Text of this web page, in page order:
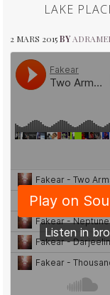
LAKE
2 MARS 2015BY